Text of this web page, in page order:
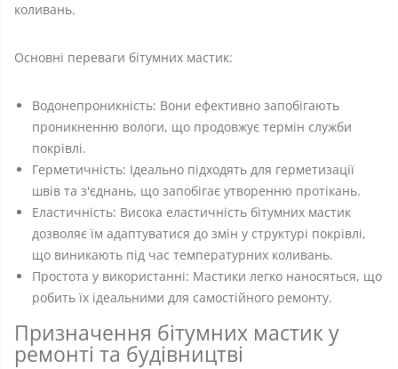
коливань.
Основні переваги бітумних мастик:
Водонепроникність: Вони ефективно запобігають
проникненню вологи, що продовжує термін служби
покрівлі.
Герметичність: Ідеально підходять для герметизації
швів та з'єднань, що запобігає утворенню протікань.
Еластичність: Висока еластичність бітумних мастик
дозволяє їм адаптуватися до змін у структурі покрівлі,
що виникають під час температурних коливань.
Простота у використанні: Мастики легко наносяться, що
робить їх ідеальними для самостійного ремонту.
Призначення бітумних мастик у
ремонті та будівництві